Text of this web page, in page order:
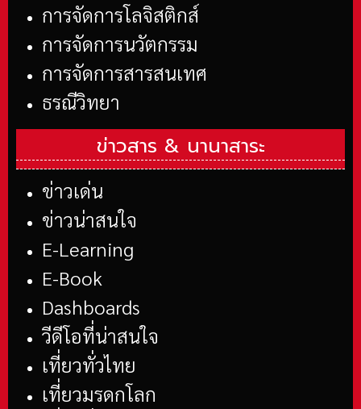
การจัดการโลจิสติกส์
การจัดการนวัตกรรม
การจัดการสารสนเทศ
ธรณีวิทยา
ข่าวสาร & นานาสาระ
ข่าวเด่น
ข่าวน่าสนใจ
E-Learning
E-Book
Dashboards
วีดีโอที่น่าสนใจ
เที่ยวทั่วไทย
เที่ยวมรดกโลก